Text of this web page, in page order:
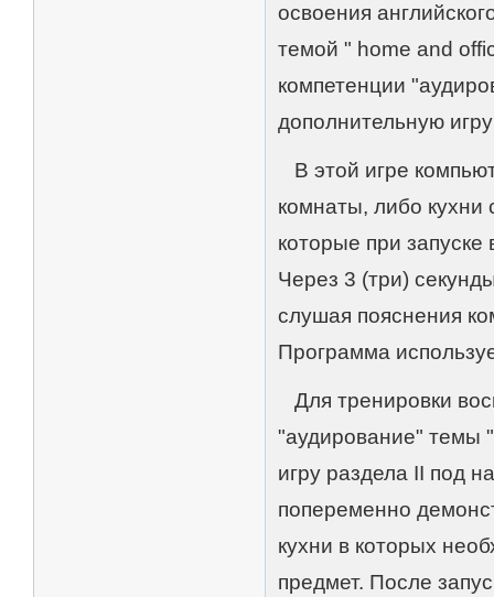
освоения
темой " home and
компетенции
дополнительную
В этой игре
комнаты, либо
которые при
Через 3 (три)
слушая пояснения
Программа
Для тренировки
"аудирование" темы
игру раздела II под
попеременно
кухни в которых
предмет. После